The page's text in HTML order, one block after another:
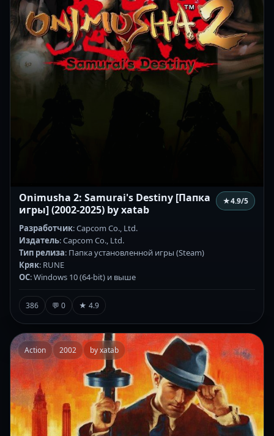
Onimusha 2: Samurai's Destiny [Папка
игры] (2002-2025) by xatab
★4.9/5
Разработчик: Capcom Co., Ltd.
Издатель: Capcom Co., Ltd.
Тип релиза: Папка установленной игры (Steam)
Кряк: RUNE
ОС: Windows 10 (64-bit) и выше
386 💬 0 ★ 4.9
Action 2002 by xatab